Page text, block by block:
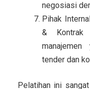
negosiasi
Pihak
& Kontrak
tender dan
Pelatihan ini